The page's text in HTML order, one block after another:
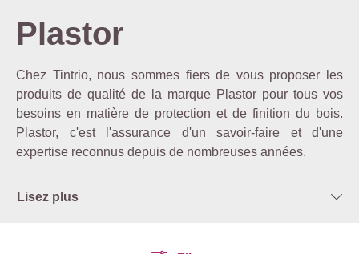
Plastor
Chez Tintrio, nous sommes fiers de vous proposer les
produits de qualité de la marque Plastor pour tous vos
besoins en matière de protection et de finition du bois.
Plastor, c'est l'assurance d'un savoir-faire et d'une
expertise reconnus depuis de nombreuses années.
Lisez plus